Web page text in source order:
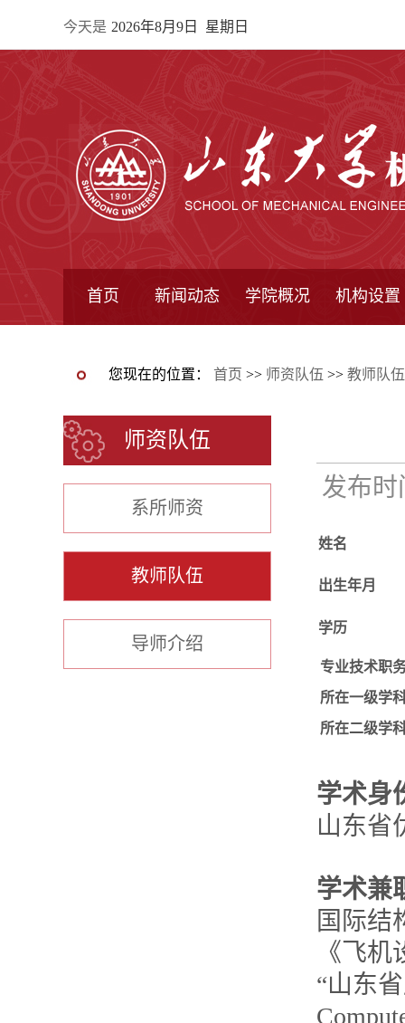
今天是 2026年8月9日 星期日
首页 新闻动态 学院概况 机构设置
您现在的位置： 首页 >> 师资队伍 >> 教师队伍
师资队伍
系所师资
教师队伍
导师介绍
发布
姓名
出生年月
学历
专业技术职
所在一级学
所在二级学
学术身
山东省
学术兼
国际结
《飞
“山东